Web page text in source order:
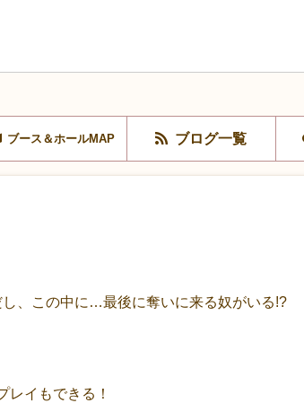
ブース＆ホールMAP ブログ一覧
、この中に…最後に奪いに来る奴がいる!?
レイもできる！